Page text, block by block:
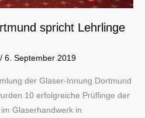
spricht Lehrlinge
/ 6. September 2019
der Glaser-Innung Dortmund
10 erfolgreiche Prüflinge der
Glaserhandwerk in